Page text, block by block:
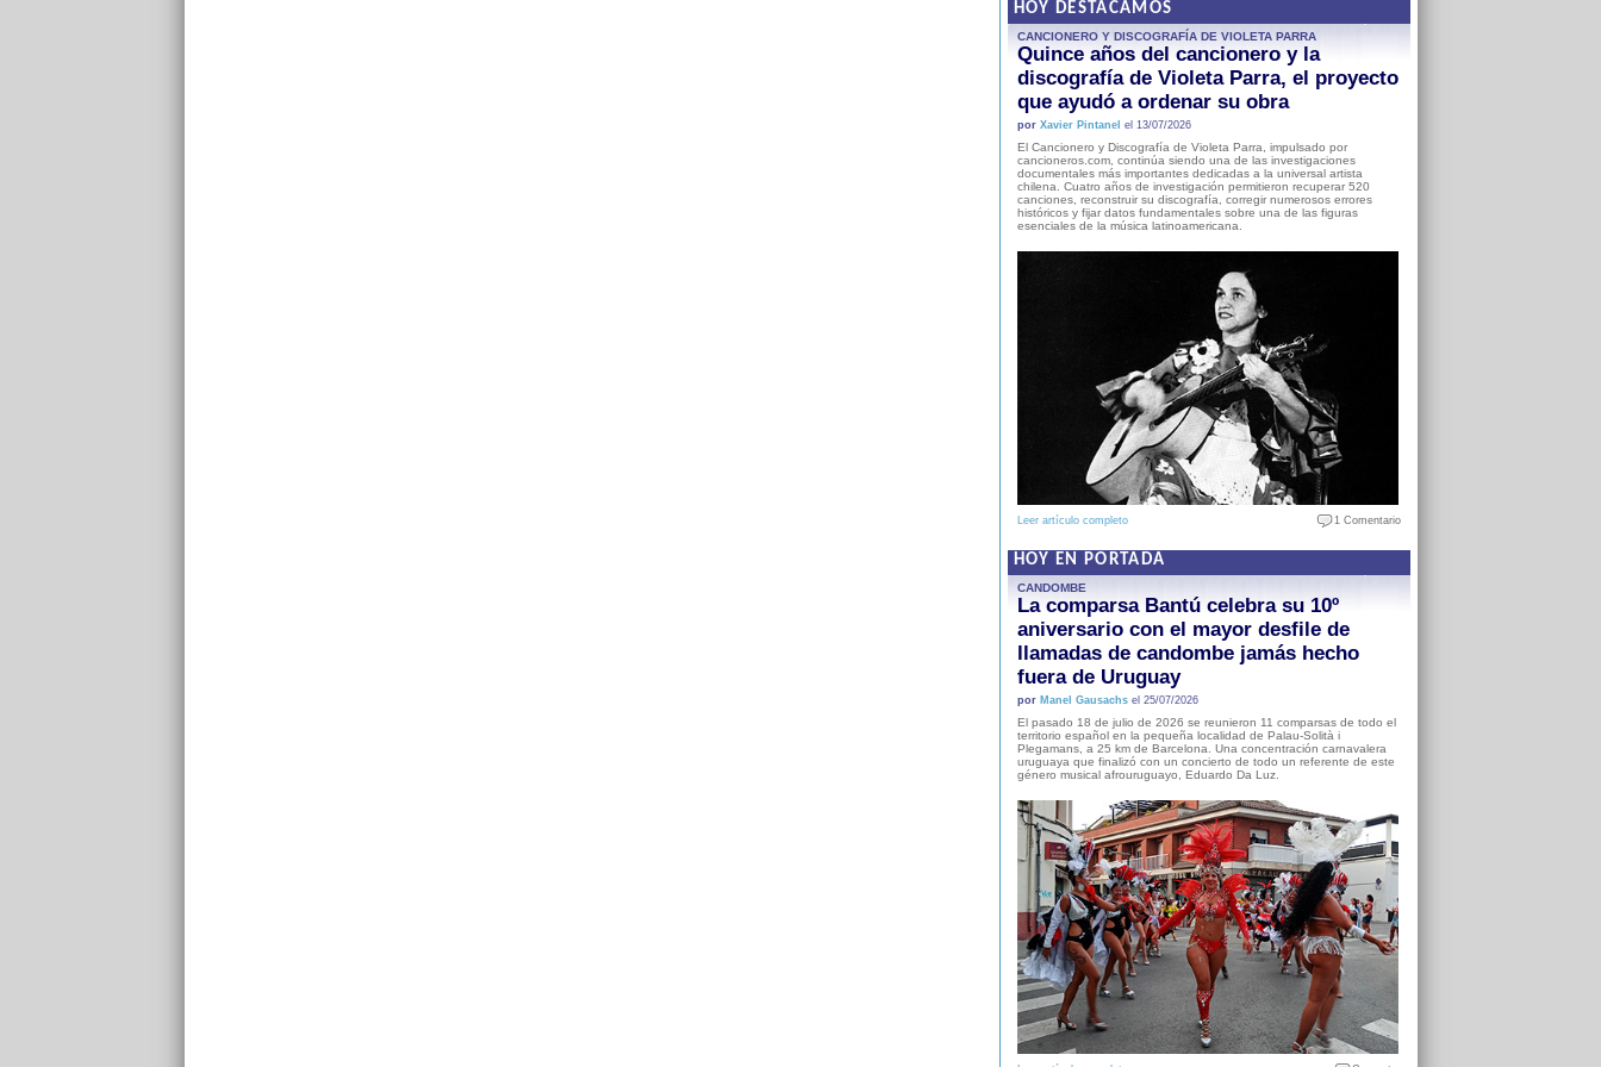
HOY DESTACAMOS
CANCIONERO Y DISCOGRAFÍA DE VIOLETA PARRA
Quince años del cancionero y la
discografía de Violeta Parra, el proyecto
que ayudó a ordenar su obra
por Xavier Pintanel el 13/07/2026
El Cancionero y Discografía de Violeta Parra, impulsado por
cancioneros.com, continúa siendo una de las investigaciones
documentales más importantes dedicadas a la universal artista
chilena. Cuatro años de investigación permitieron recuperar 520
canciones, reconstruir su discografía, corregir numerosos errores
históricos y fijar datos fundamentales sobre una de las figuras
esenciales de la música latinoamericana.
Leer artículo completo 1 Comentario
HOY EN PORTADA
CANDOMBE
La comparsa Bantú celebra su 10º
aniversario con el mayor desfile de
llamadas de candombe jamás hecho
fuera de Uruguay
por Manel Gausachsel 25/07/2026
El pasado 18 de julio de 2026 se reunieron 11 comparsas de todo el
territorio español en la pequeña localidad de Palau-Solità i
Plegamans, a 25 km de Barcelona. Una concentración carnavalera
uruguaya que finalizó con un concierto de todo un referente de este
género musical afrouruguayo, Eduardo Da Luz.